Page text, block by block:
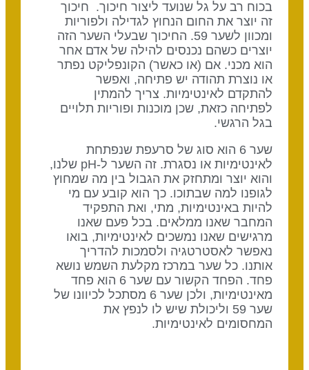
בכוח רב על גל שנועד ליצור חיכוך. חיכוך
זה יוצר את החום הנחוץ לגדילה ולפוריות
ומכוון לשער 59. החיכוך שבעלי השער הזה
יוצרים כשהם נכנסים להילה של אדם אחר
הוא מכני. אם (או כאשר) הקונפליקט נפתר
או נוצרת תהודה יש פתיחה, ואפשר
להתקדם לאינטימיות. צריך להמתין
לפתיחה כזאת, שכן מוכנות ופוריות תלויים
בגל הרגשי.
שער 6 הוא סוג של סרעפת שנפתחת
לאינטימיות או נסגרת. זה השער ל-pH שלנו,
והוא יוצר ומתחזק את הגבול בין מה שמחוץ
לגופנו למה שבתוכו. כך הוא קובע עם מי
להיות באינטימיות, מתי, ואת התפקיד
המחבר שאנו ממלאים. בכל פעם שאנו
מרגישים שאנו נמשכים לאינטימיות, בואו
נאפשר לאסטרטגיה ולסמכות להדריך
אותנו. כל שער במרכז מקלעת השמש נושא
פחד. הפחד הקשור עם שער 6 הוא פחד
מאינטימיות, ולכן שער 6 מסתכל לכיוונו של
שער 59 וליכולת שיש לו לנפץ את
המחסומים לאינטימיות.